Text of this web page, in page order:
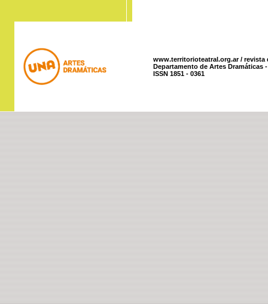
www.territorioteatral.org.ar /
Departamento de Artes Dramáticas
ISSN 1851 - 0361